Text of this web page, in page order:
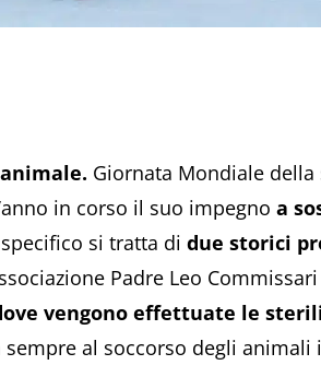
Giornata Mondiale della
in corso il suo impegno a
si tratta di due storici
Padre Leo
vengono effettuate le
al soccorso degli animali